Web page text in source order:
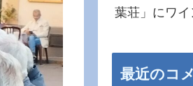
葉荘」にワ
最近のコ